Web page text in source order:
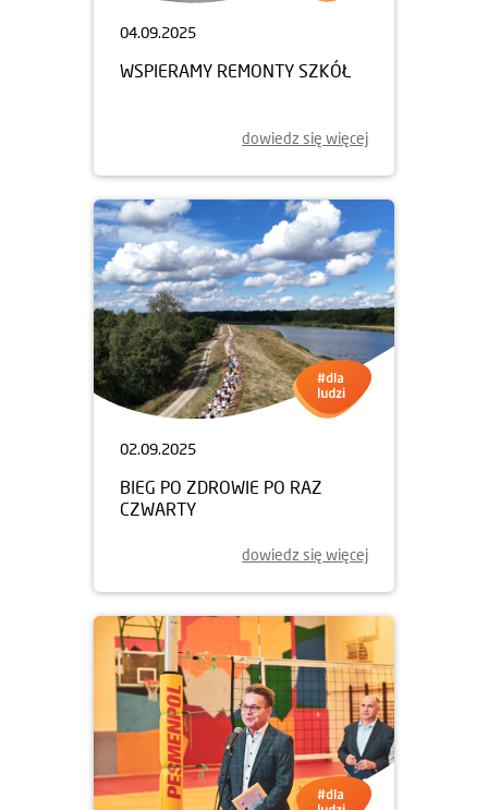
04.09.2025
WSPIERAMY REMONTY SZKÓŁ
dowiedz się więcej
02.09.2025
BIEG PO ZDROWIE PO RAZ
CZWARTY
dowiedz się więcej